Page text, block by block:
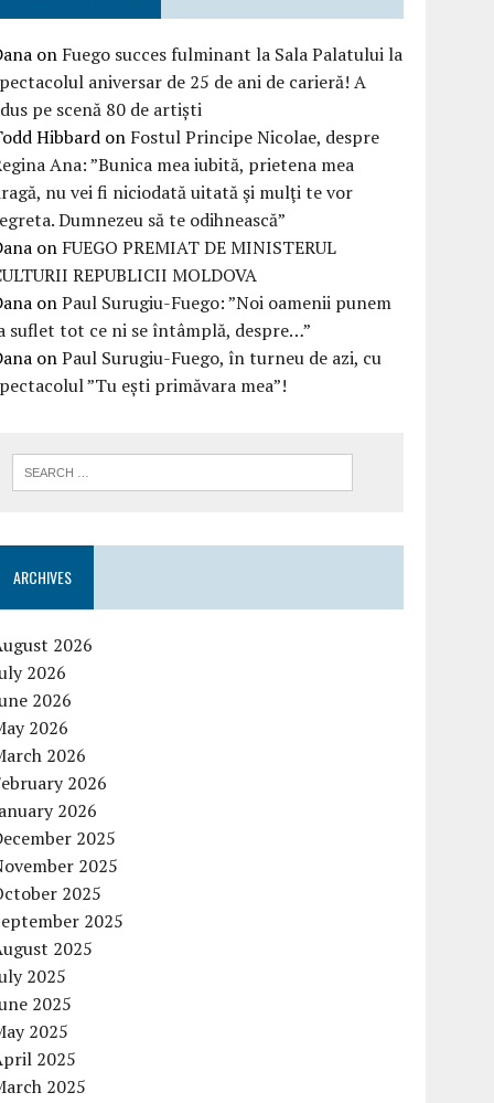
on Fuego succes fulminant la Sala Palatului la
aniversar de 25 de ani de carieră! A
pe scenă 80 de artiști
Hibbard on Fostul Principe Nicolae, despre
Ana: ”Bunica mea iubită, prietena mea
nu vei fi niciodată uitată şi mulţi te vor
Dumnezeu să te odihnească”
on FUEGO PREMIAT DE MINISTERUL
REPUBLICII MOLDOVA
onPaul Surugiu-Fuego: ”Noi oamenii punem
suflet tot ce ni se întâmplă, despre…”
onPaul Surugiu-Fuego, în turneu de azi, cu
”Tu ești primăvara mea”!
ARCHIVES
2026
2026
2026
2026
2026
2026
2026
2025
2025
2025
2025
2025
2025
2025
2025
2025
2025